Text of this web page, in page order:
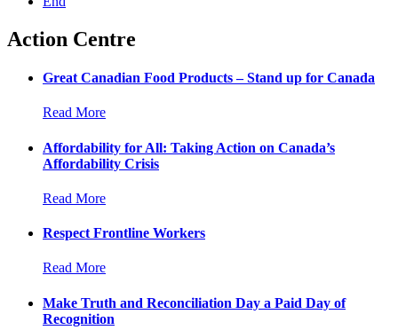
Action Centre
Great Canadian Food Products – Stand up for Canada
Read More
Affordability for All: Taking Action on Canada’s
Affordability Crisis
Read More
Respect Frontline Workers
Read More
Make Truth and Reconciliation Day a Paid Day of
Recognition